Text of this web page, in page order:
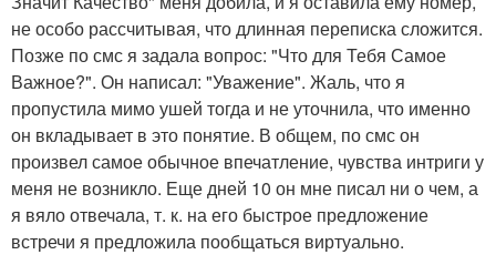
не особо рассчитывая, что длинная переписка сложится.
Позже по смс я задала вопрос: "Что для Тебя Самое
Важное?". Он написал: "Уважение". Жаль, что я
пропустила мимо ушей тогда и не уточнила, что именно
он вкладывает в это понятие. В общем, по смс он
произвел самое обычное впечатление, чувства интриги у
меня не возникло. Еще дней 10 он мне писал ни о чем, а
я вяло отвечала, т. к. на его быстрое предложение
встречи я предложила пообщаться виртуально.